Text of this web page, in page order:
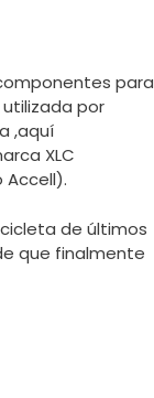
para
utilizada por
,aquí
XLC
Accell).
de últimos
que finalmente